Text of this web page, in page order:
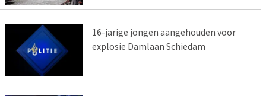
16-jarige jongen aangehouden voor
explosie Damlaan Schiedam